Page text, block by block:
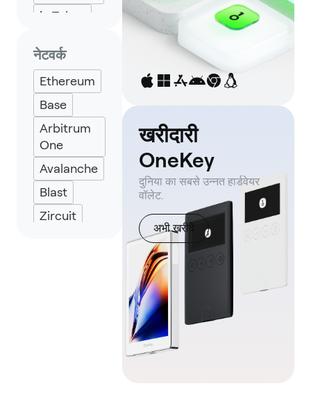
imToken
Keplr
Eternl
नेटवर्क
Ethereum
Base
Arbitrum
One
Avalanche
Blast
Zircuit
खरीदारी
OneKey
दुनिया का सबसे उन्नत हार्डवेयर
वॉलेट.
अभी खरीदें